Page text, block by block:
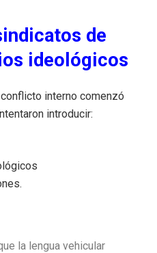
de
ideológicos
interno comenzó
introducir:
la lengua vehicular